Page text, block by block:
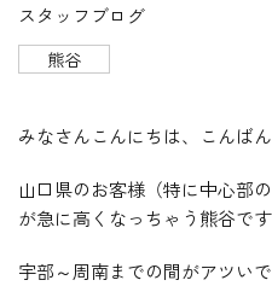
スタッフブログ
熊谷
みなさんこんにちは、こんば
山口県のお客様（特に中心部
が急に高くなっちゃう熊谷です
宇部～周南までの間がアツい